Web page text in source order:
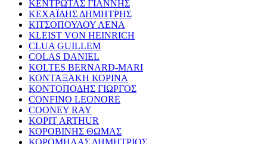
ΚΕΝΤΡΩΤΑΣ ΓΙΑΝΝΗΣ
ΚΕΧΑΪΔΗΣ ΔΗΜΗΤΡΗΣ
ΚΙΤΣΟΠΟΥΛΟΥ ΛΕΝΑ
KLEIST VON HEINRICH
CLUA GUILLEM
COLAS DANIEL
KOLTES BERNARD-MARI
ΚΟΝΤΑΞΑΚΗ ΚΟΡΙΝΑ
ΚΟΝΤΟΠΟΔΗΣ ΓΙΩΡΓΟΣ
CONFINO LEONORE
COONEY RAY
KOPIT ARTHUR
ΚΟΡΟΒΙΝΗΣ ΘΩΜΑΣ
ΚΟΡΟΜΗΛΑΣ ΔΗΜΗΤΡΙΟΣ